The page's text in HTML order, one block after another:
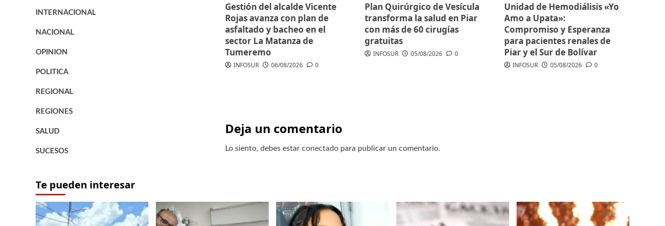
Gestión del alcalde Vicente
Rojas avanza con plan de
asfaltado y bacheo en el
sector La Matanza de
Tumeremo
INFOSUR 06/08/2026 0
Plan Quirúrgico de Vesícula
transforma la salud en Piar
con más de 60 cirugías
gratuitas
INFOSUR 05/08/2026 0
Unidad de Hemodiálisis «Yo
Amo a Upata»:
Compromiso y Esperanza
para pacientes renales de
Piar y el Sur de Bolívar
INFOSUR 05/08/2026 0
Deja un comentario
Lo siento, debes estar conectadopara publicar un comentario.
INTERNACIONAL
NACIONAL
OPINION
POLITICA
REGIONAL
REGIONES
SALUD
SUCESOS
Te pueden interesar